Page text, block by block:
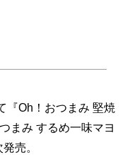
『Oh！おつまみ 堅焼
まみ するめ一味マヨ
売。